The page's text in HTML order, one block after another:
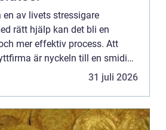
av livets stressigare
rätt hjälp kan det bli en
mer effektiv process. Att
är nyckeln till en smidig
31 juli 2026